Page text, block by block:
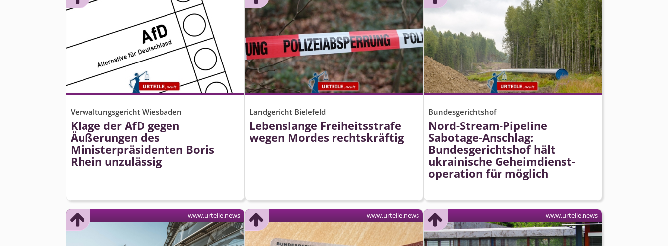
Verwaltungsgericht Wiesbaden
Klage der AfD gegen
Äußerungen des
Ministerpräsidenten Boris
Rhein unzulässig
Landgericht Bielefeld
Lebenslange Freiheitsstrafe
wegen Mordes rechtskräftig
Bundesgerichtshof
Nord-Stream-Pipeline
Sabotage-Anschlag:
Bundesgerichtshof hält
ukrainische Geheimdienst­
operation für möglich
www.urteile.news www.urteile.news www.urteile.news